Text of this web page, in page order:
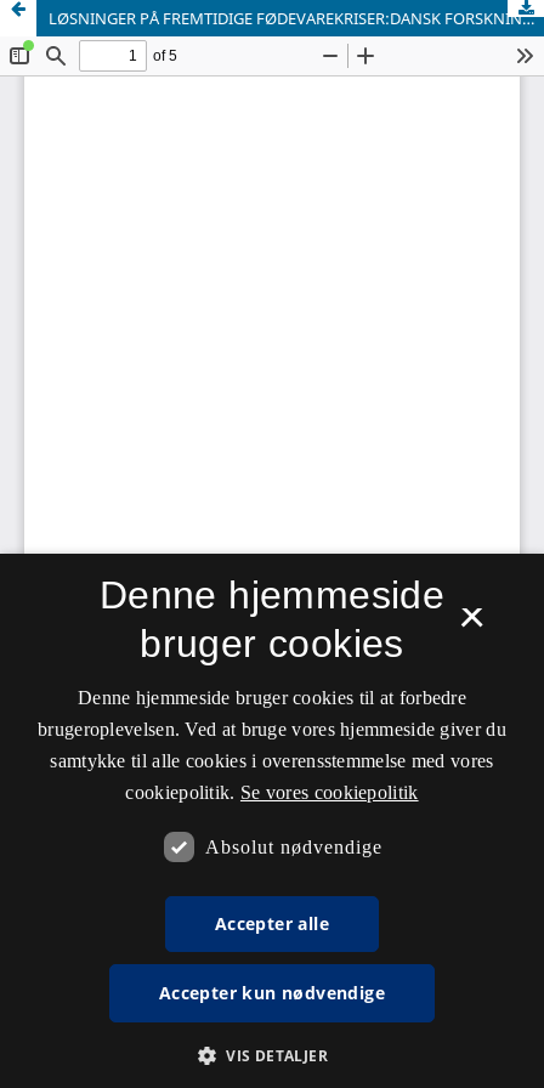
LØSNINGER PÅ FREMTIDIGE FØDEVAREKRISER:DANSK FORSKNING OG INNOVATION KAN BIDRAGE TILDEN NÆSTE GRØNNE REVOLUTION I INDIEN.
×
Denne hjemmeside
bruger cookies
Denne hjemmeside bruger cookies til at forbedre
brugeroplevelsen. Ved at bruge vores hjemmeside giver du
samtykke til alle cookies i overensstemmelse med vores
cookiepolitik. Se vores cookiepolitik
Absolut nødvendige
Accepter alle
Accepter kun nødvendige
VIS DETALJER